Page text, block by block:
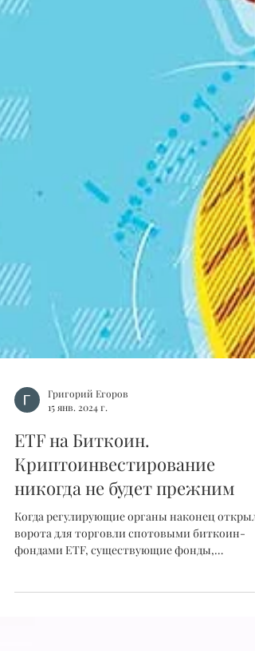
Григорий Егоров
15 янв. 2024 г.
ETF на Биткоин.
Криптоинвестирование
никогда не будет прежним
Когда регулирующие органы наконец
фондами ETF, существующие фонды,